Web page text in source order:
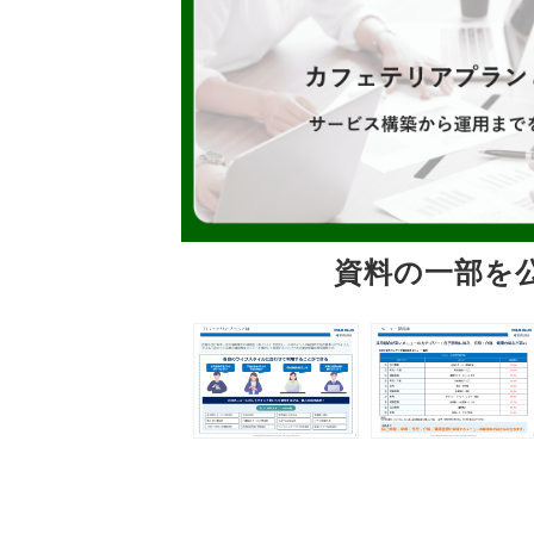
資料の一部を